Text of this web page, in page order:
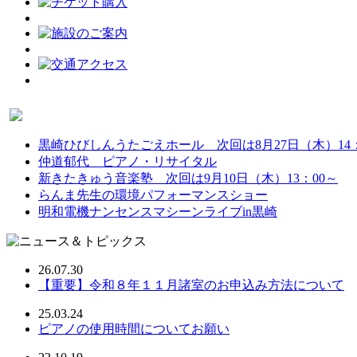
黒崎ひびしんうたごえホール 次回は8月27日（木）14
仲道郁代 ピアノ・リサイタル
新きたきゅう音楽塾 次回は9月10日（木）13：00～
らんま先生の環境パフォーマンスショー
明和電機ナンセンスマシーンライブin黒崎
26.07.30
【重要】令和８年１１月諸室のお申込み方法について
25.03.24
ピアノの使用時間についてお願い